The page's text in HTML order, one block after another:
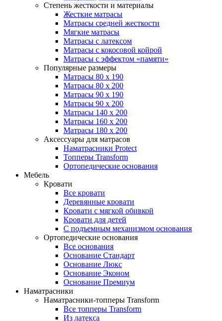
Степень жесткости и материалы
Жесткие матрасы
Матрасы средней жесткости
Мягкие матрасы
Матрасы с латексом
Матрасы с кокосовой койрой
Матрасы с эффектом «памяти»
Популярные размеры
Матрасы 80 x 190
Матрасы 80 x 200
Матрасы 90 x 190
Матрасы 90 x 200
Матрасы 140 x 200
Матрасы 160 x 200
Матрасы 180 x 200
Аксессуары для матрасов
Наматрасники Protect
Топперы Transform
Ортопедические основания
Мебель
Кровати
Все кровати
Деревянные кровати
Кровати с мягкой обивкой
Кровати для детей
С подъемным механизмом основания
Ортопедические основания
Все основания
Основание Стандарт
Основание Люкс
Основание Эконом
Основание Премиум
Наматрасники
Наматрасники-топперы Transform
Все топперы Transform
Из латекса